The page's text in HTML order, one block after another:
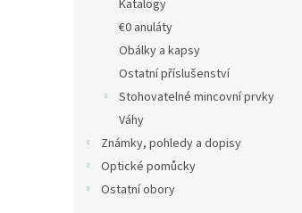
Katalogy
€0 anuláty
Obálky a kapsy
Ostatní příslušenství
Stohovatelné mincovní prvky
Váhy
Známky, pohledy a dopisy
Optické pomůcky
Ostatní obory